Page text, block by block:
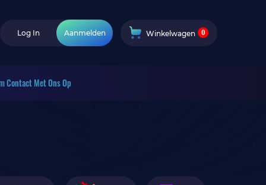
Log In Aanmelden Winkelwagen 0
Contact Met Ons Op